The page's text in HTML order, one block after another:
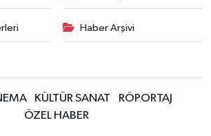
Haber Arşivi
KÜLTÜR SANAT
RÖPORTAJ
ÖZEL HABER